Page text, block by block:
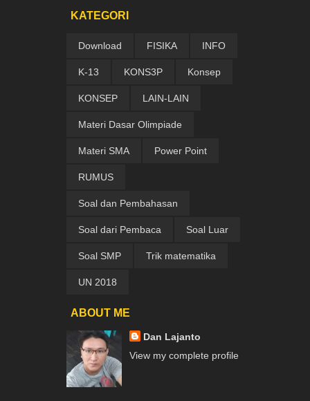
KATEGORI
Download FISIKA INFO
K-13 KONS3P Konsep
KONSEP LAIN-LAIN
Materi Dasar Olimpiade
Materi SMA Power Point
RUMUS
Soal dan Pembahasan
Soal dari Pembaca Soal Luar
Soal SMP Trik matematika
UN 2018
ABOUT ME
Dan Lajanto
View my complete profile